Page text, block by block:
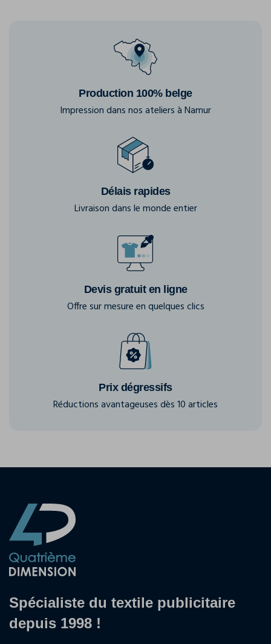
Production 100% belge
Impression dans nos ateliers à Namur
Délais rapides
Livraison dans le monde entier
Devis gratuit en ligne
Offre sur mesure en quelques clics
Prix dégressifs
Réductions avantageuses dès 10 articles
Spécialiste du textile publicitaire
depuis 1998 !